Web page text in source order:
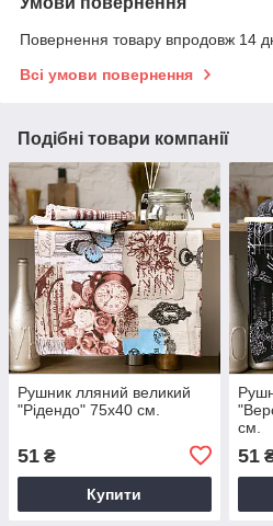
Повернення товару впродовж 14
Всі умови повернення
Подібні товари компанії
Рушник лляний великий
"Рідендо" 75х40 см.
51 ₴
Купити
см.
51